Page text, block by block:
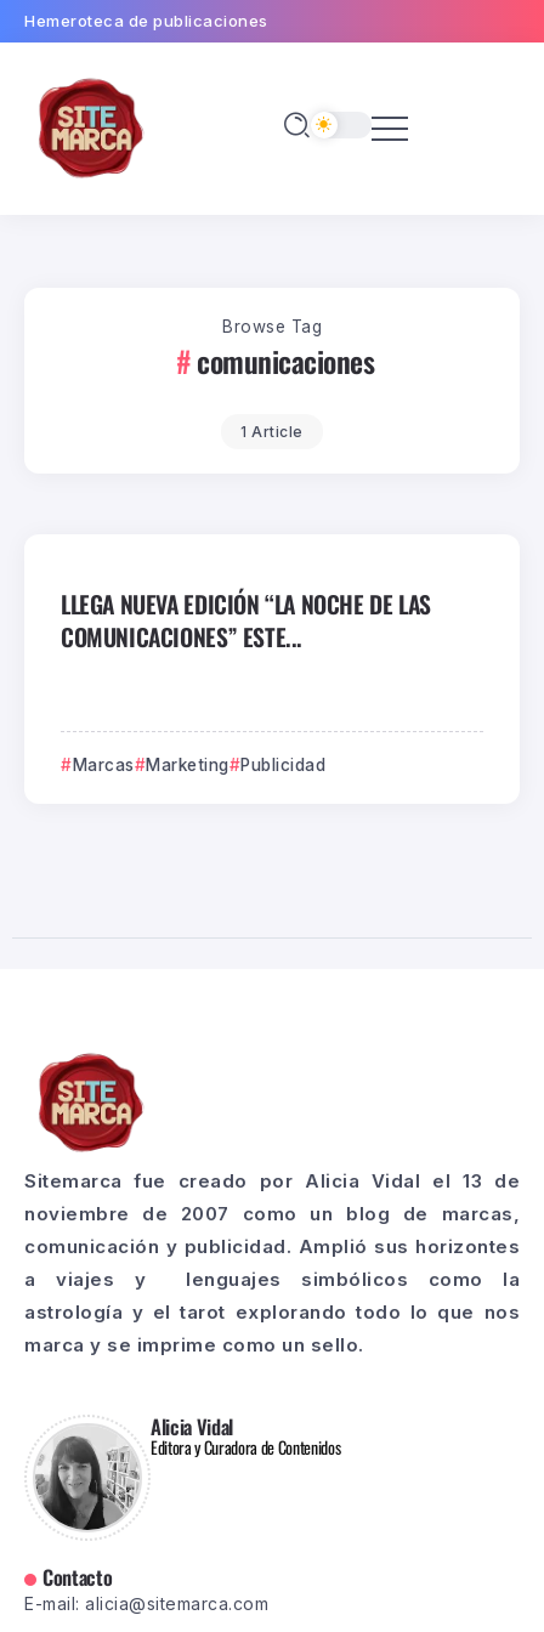
Hemeroteca de publicaciones
Browse Tag
comunicaciones
1 Article
LLEGA NUEVA EDICIÓN “LA NOCHE DE LAS
COMUNICACIONES” ESTE...
Marcas Marketing Publicidad
Sitemarca fue creado por Alicia Vidal el 13 de
noviembre de 2007 como un blog de marcas,
comunicación y publicidad. Amplió sus horizontes
a viajes y lenguajes simbólicos como la
astrología y el tarot explorando todo lo que nos
marca y se imprime como un sello.
Alicia Vidal
Editora y Curadora de Contenidos
Contacto
E-mail: alicia@sitemarca.com